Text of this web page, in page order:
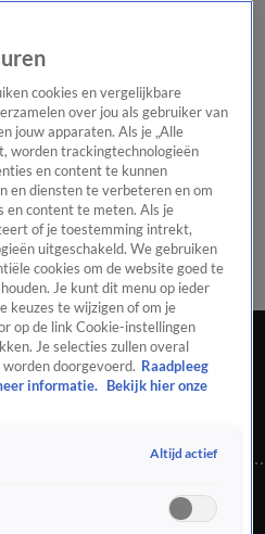
Het beste van Hart
Tip de
WeerTip de redactiePanelVideo's
in bos en sloot, alle
afgelopen dagen acht dode
plekken in de Achterhoek.
cookies en vergelijkbare
over jou als gebruiker van
jouw apparaten. Als je „Alle
worden trackingtechnologieën
en content te kunnen
en diensten te verbeteren en om
en content te meten. Als je
of je toestemming intrekt,
uitgeschakeld. We gebruiken
cookies om de website goed te
Je kunt dit menu op ieder
keuzes te wijzigen of om je
op de link Cookie-instellingen
Je selecties zullen overal
doorgevoerd. Raadpleeg
informatie.
Bekijk hier onze
Altijd actief